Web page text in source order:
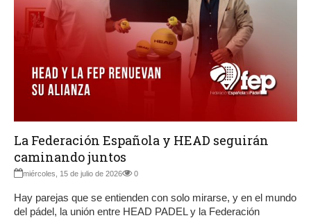
La Federación Española y HEAD seguirán
caminando juntos
miércoles, 15 de julio de 2026 0
Hay parejas que se entienden con solo mirarse, y en el mundo
del pádel, la unión entre HEAD PADEL y la Federación